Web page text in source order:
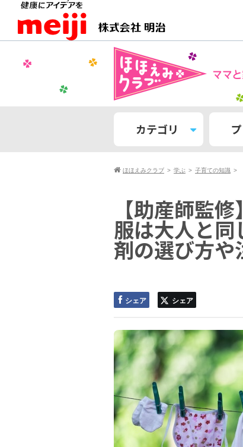
カテゴリ
ほほえみクラブ 学ぶ 子育ての知識
【助産師監
服は大人と
剤の選び方や
シェア シェア